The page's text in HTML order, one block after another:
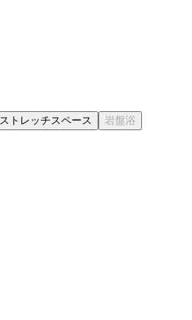
ストレッチスペース